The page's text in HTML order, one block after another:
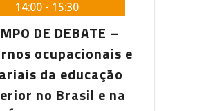
14:00 - 15:30
DE DEBATE –
ocupacionais e
da educação
no Brasil e na